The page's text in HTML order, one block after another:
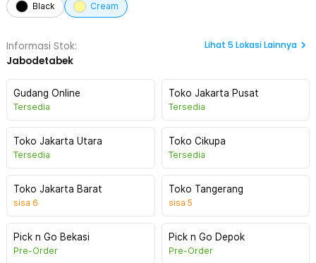
Black Cream
Informasi Stok:
Jabodetabek
Lihat 5 Lokasi Lainnya
Gudang Online
Tersedia
Toko Jakarta Pusat
Tersedia
Toko Jakarta Utara
Tersedia
Toko Cikupa
Tersedia
Toko Jakarta Barat
sisa 6
Toko Tangerang
sisa 5
Pick n Go Bekasi
Pre-Order
Pick n Go Depok
Pre-Order